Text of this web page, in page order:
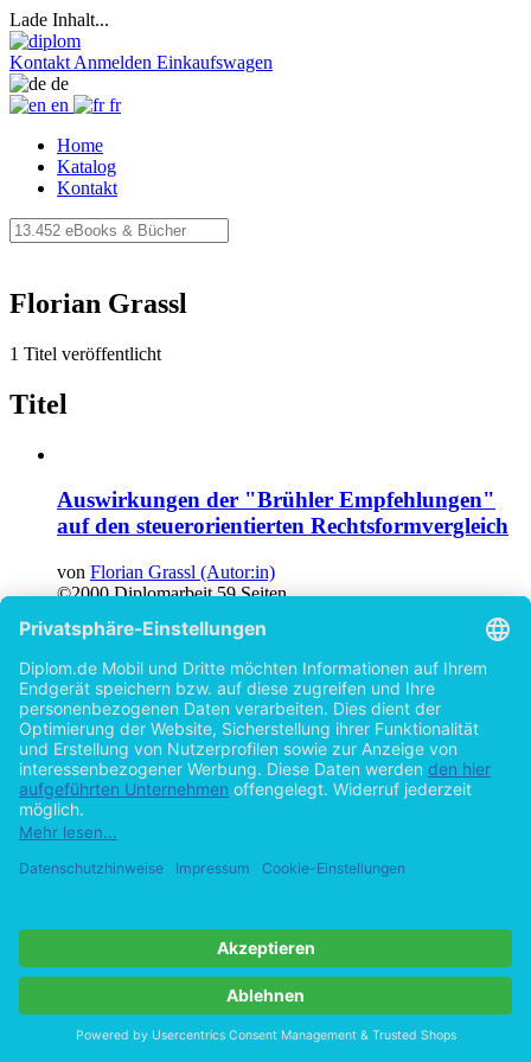
Lade Inhalt...
Kontakt Anmelden Einkaufswagen
de
en
fr
Home
Katalog
Kontakt
Florian Grassl
1 Titel veröffentlicht
Titel
Auswirkungen der "Brühler Empfehlungen"
auf den steuerorientierten Rechtsformvergleich
von Florian Grassl (Autor:in)
©2000 Diplomarbeit 59 Seiten
Hilfe/FAQ
Datenschutz
AGB
Vertrag widerrufen
Zur Desktop-Version
Copyright ©Imprint in der Bedey & Thoms Media GmbH powered
byOpen Publishing
Cookie-Einstellungen